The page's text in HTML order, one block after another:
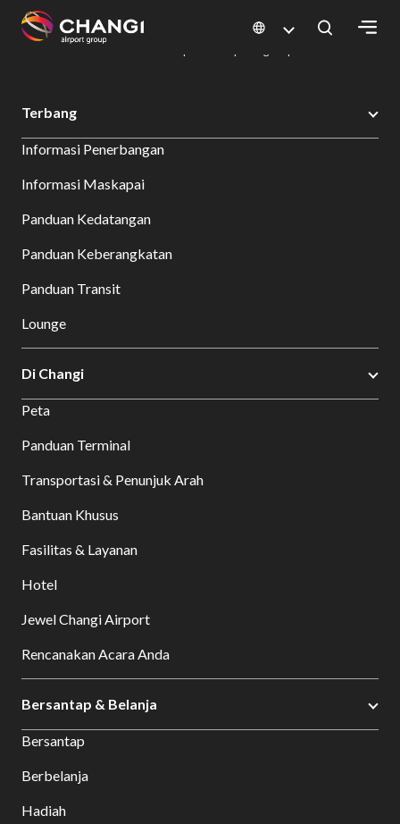
All
Sites:
Select:
Changi Airport
Bersantap dan Belanja
Terbang
Informasi Penerbangan
Informasi Maskapai
Panduan Kedatangan
Panduan Keberangkatan
Panduan Transit
Lounge
Di Changi
Peta
Panduan Terminal
Transportasi & Penunjuk Arah
Bantuan Khusus
Fasilitas & Layanan
Hotel
Jewel Changi Airport
Rencanakan Acara Anda
Bersantap & Belanja
Bersantap
Berbelanja
Hadiah